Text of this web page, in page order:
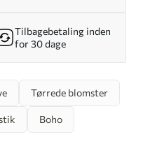
Tilbagebetaling inden
for 30 dage
Tørrede blomster
Boho